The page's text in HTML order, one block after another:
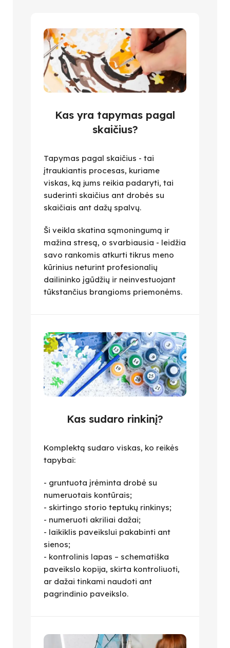
Kas yra tapymas pagal
skaičius?
Tapymas pagal skaičius - tai
įtraukiantis procesas, kuriame
viskas, ką jums reikia padaryti, tai
suderinti skaičius ant drobės su
skaičiais ant dažų spalvų.
Ši veikla skatina sąmoningumą ir
mažina stresą, o svarbiausia - leidžia
savo rankomis atkurti tikrus meno
kūrinius neturint profesionalių
dailininko įgūdžių ir neinvestuojant
tūkstančius brangioms priemonėms.
Kas sudaro rinkinį?
Komplektą sudaro viskas, ko reikės
tapybai:
- gruntuota įrėminta drobė su
numeruotais kontūrais;
- skirtingo storio teptukų rinkinys;
- numeruoti akriliai dažai;
- laikiklis paveikslui pakabinti ant
sienos;
- kontrolinis lapas – schematiška
paveikslo kopija, skirta kontroliuoti,
ar dažai tinkami naudoti ant
pagrindinio paveikslo.